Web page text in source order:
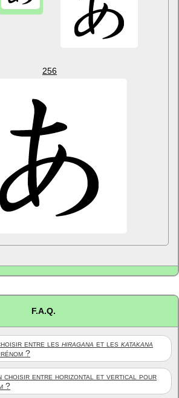
256
F.A.Q.
entre les hiragana et les katakana
?
choisir entre horizontal et vertical pour
?